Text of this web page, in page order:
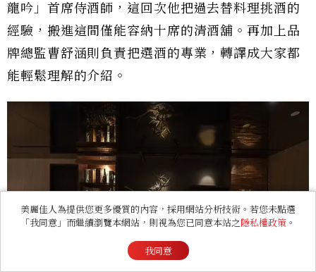
龍吟」首席侍酒師，這回次他把過去替料理挑酒的
經驗，搬進這間僅能容納十席的清酒舖。再加上品
牌總監曹舒涵則負責把選酒的專業，轉譯成大家都
能輕鬆理解的介紹。
美麗佳人為提供您更多優質的內容，採用網站分析技術。若您未點選
「我同意」而繼續瀏覽本網站，則視為您已同意本站之隱私權政策 。
我同意